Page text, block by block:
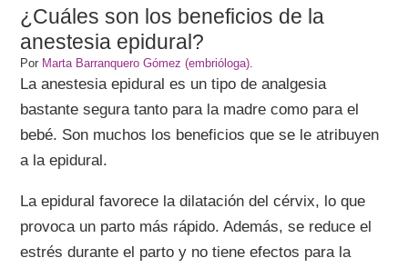
¿Cuáles son los beneficios de la
anestesia epidural?
Por Marta Barranquero Gómez (embrióloga).
La anestesia epidural es un tipo de analgesia
bastante segura tanto para la madre como para el
bebé. Son muchos los beneficios que se le atribuyen
a la epidural.
La epidural favorece la dilatación del cérvix, lo que
provoca un parto más rápido. Además, se reduce el
estrés durante el parto y no tiene efectos para la